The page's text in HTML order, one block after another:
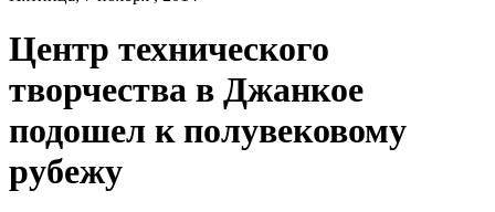
Центр технического
творчества в Джанкое
подошел к полувековому
рубежу